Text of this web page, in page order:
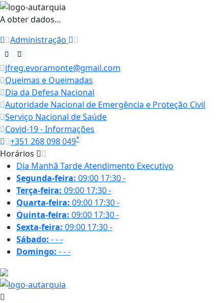
A obter dados...
Administração
jfreg.evoramonte@gmail.com
Queimas e Queimadas
Dia da Defesa Nacional
Autoridade Nacional de Emergência e Proteção Civil
Serviço Nacional de Saúde
Covid-19 - Informações
+351 268 098 049*
Horários
Dia Manhã TardeAtendimento Executivo
Segunda-feira: 09:00 17:30-
Terça-feira: 09:00 17:30-
Quarta-feira: 09:00 17:30-
Quinta-feira: 09:00 17:30-
Sexta-feira: 09:00 17:30-
Sábado: ---
Domingo: ---